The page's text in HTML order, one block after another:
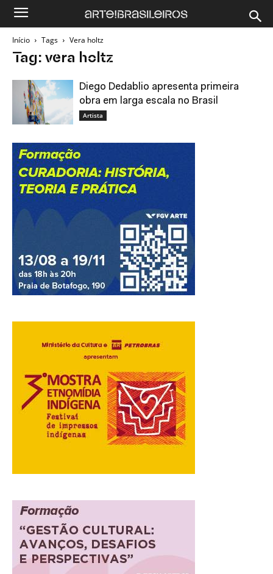
Início Tags Vera holtz
Tag: vera holtz
Diego Dedablio apresenta primeira
obra em larga escala no Brasil
Artista